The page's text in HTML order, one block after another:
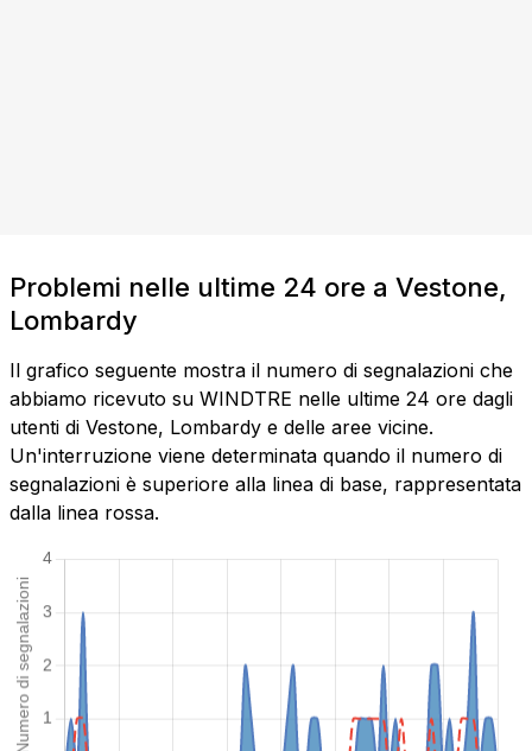
Problemi nelle ultime 24 ore a Vestone,
Lombardy
Il grafico seguente mostra il numero di segnalazioni che
abbiamo ricevuto su WINDTRE nelle ultime 24 ore dagli
utenti di Vestone, Lombardy e delle aree vicine.
Un'interruzione viene determinata quando il numero di
segnalazioni è superiore alla linea di base, rappresentata
dalla linea rossa.